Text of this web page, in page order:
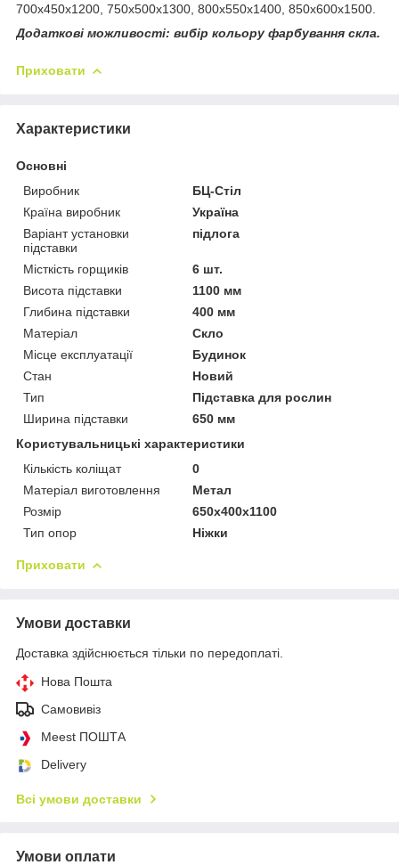
700х450х1200, 750х500х1300, 800х550х1400, 850х600х1500.
Додаткові можливості: вибір кольору фарбування скла.
Приховати
Характеристики
Основні
Виробник
БЦ-Стіл
Країна виробник
Україна
Варіант установки
підставки
підлога
Місткість горщиків
6 шт.
Висота підставки
1100 мм
Глибина підставки
400 мм
Матеріал
Скло
Місце експлуатації
Будинок
Стан
Новий
Тип
Підставка для рослин
Ширина підставки
650 мм
Користувальницькі характеристики
Кількість коліщат
0
Матеріал виготовлення
Метал
Розмір
650х400х1100
Тип опор
Ніжки
Приховати
Умови доставки
Доставка здійснюється тільки по передоплаті.
Нова Пошта
Самовивіз
Meest ПОШТА
Delivery
Всі умови доставки
Умови оплати